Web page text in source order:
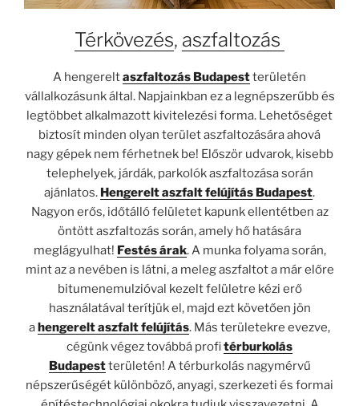
Térkövezés, aszfaltozás
A hengereltaszfaltozás Budapestterületén
vállalkozásunk által. Napjainkban ez a legnépszerűbb és
legtöbbet alkalmazott kivitelezési forma. Lehetőséget
biztosít minden olyan terület aszfaltozására ahová
nagy gépek nem férhetnek be! Először udvarok, kisebb
telephelyek, járdák, parkolók aszfaltozása során
ajánlatos. Hengerelt aszfalt felújítás Budapest.
Nagyon erős, időtálló felületet kapunk ellentétben az
öntött aszfaltozás során, amely hő hatására
meglágyulhat! Festés árak. A munka folyama során,
mint az a nevében is látni, a meleg aszfaltot a már előre
bitumenemulzióval kezelt felületre kézi erő
használatával terítjük el, majd ezt követően jön
ahengerelt aszfalt felújítás. Más területekre evezve,
cégünk végez továbbá profitérburkolás
Budapestterületén! A térburkolás nagymérvű
népszerűségét különböző, anyagi, szerkezeti és formai